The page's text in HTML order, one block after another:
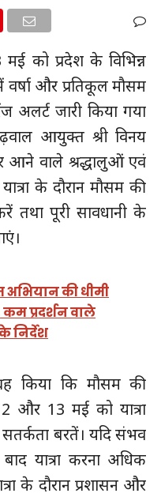
मई को प्रदेश के विभिन्न
वर्षा और प्रतिकूल मौसम
जारी किया गया
आयुक्त श्री विनय
आने वाले श्रद्धालुओं एवं
के दौरान मौसम की
तथा पूरी सावधानी के
अभियान की धीमी
प्रदर्शन वाले
निर्देश
किया कि मौसम की
और 13 मई को यात्रा
बरतें। यदि संभव
यात्रा करना अधिक
के दौरान प्रशासन और